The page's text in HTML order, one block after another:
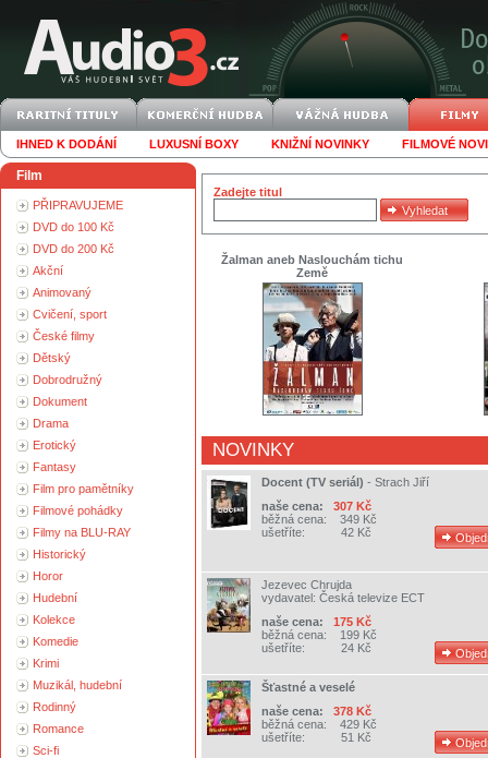
IHNED K DODÁNÍ LUXUSNÍ BOXY KNIŽNÍ NOVINKY FILMOVÉ
Film
PŘIPRAVUJEME
DVD do 100 Kč
DVD do 200 Kč
Akční
Animovaný
Cvičení, sport
České filmy
Dětský
Dobrodružný
Dokument
Drama
Erotický
Fantasy
Film pro pamětníky
Filmové pohádky
Filmy na BLU-RAY
Historický
Horor
Hudební
Kolekce
Komedie
Krimi
Muzikál, hudební
Rodinný
Romance
Sci-fi
Zadejte titul
Žalman aneb Naslouchám tichu
Země
NOVINKY
Docent (TV seriál) - Strach Jiří
naše cena:
307 Kč
běžná cena: 349 Kč
ušetříte: 42 Kč
Jezevec Chrujda
vydavatel: Česká televize ECT
naše cena:
175 Kč
běžná cena: 199 Kč
ušetříte: 24 Kč
Šťastné a veselé
naše cena:
378 Kč
běžná cena: 429 Kč
ušetříte: 51 Kč